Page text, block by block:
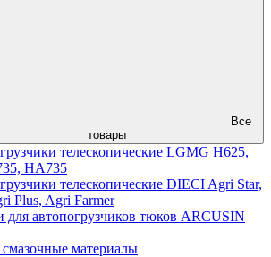
Все
товары
телескопические LGMG H625,
HA735
телескопические DIECI Agri Star,
Plus, Agri Farmer
для автопогрузчиков тюков ARCUSIN
материалы